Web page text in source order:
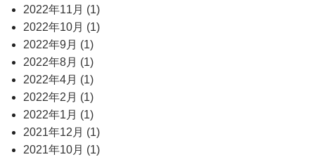
2022年11月 (1)
2022年10月 (1)
2022年9月 (1)
2022年8月 (1)
2022年4月 (1)
2022年2月 (1)
2022年1月 (1)
2021年12月 (1)
2021年10月 (1)